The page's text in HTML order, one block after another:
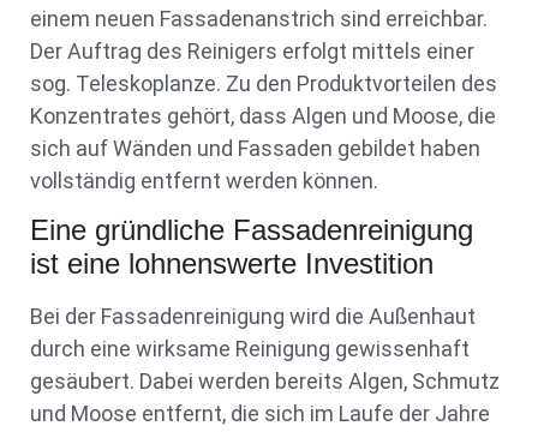
einem neuen Fassadenanstrich sind erreichbar.
Der Auftrag des Reinigers erfolgt mittels einer
sog. Teleskoplanze. Zu den Produktvorteilen des
Konzentrates gehört, dass Algen und Moose, die
sich auf Wänden und Fassaden gebildet haben
vollständig entfernt werden können.
Eine gründliche Fassadenreinigung
ist eine lohnenswerte Investition
Bei der Fassadenreinigung wird die Außenhaut
durch eine wirksame Reinigung gewissenhaft
gesäubert. Dabei werden bereits Algen, Schmutz
und Moose entfernt, die sich im Laufe der Jahre